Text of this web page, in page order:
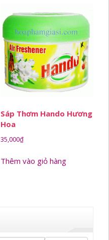
Sáp Thơm Hando Hương
Hoa
35,000₫
Thêm vào giỏ hàng